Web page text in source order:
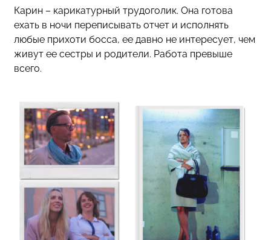
Карин – карикатурный трудоголик. Она готова
ехать в ночи переписывать отчет и исполнять
любые прихоти босса, ее давно не интересует, чем
живут ее сестры и родители. Работа превыше
всего.